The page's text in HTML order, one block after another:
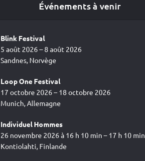
Événements à venir
Blink Festival
5 août 2026 – 8 août 2026
Sandnes, Norvège
Loop One Festival
17 octobre 2026 – 18 octobre 2026
Munich, Allemagne
Individuel Hommes
26 novembre 2026 à 16 h 10 min – 17 h 10 min
Kontiolahti, Finlande